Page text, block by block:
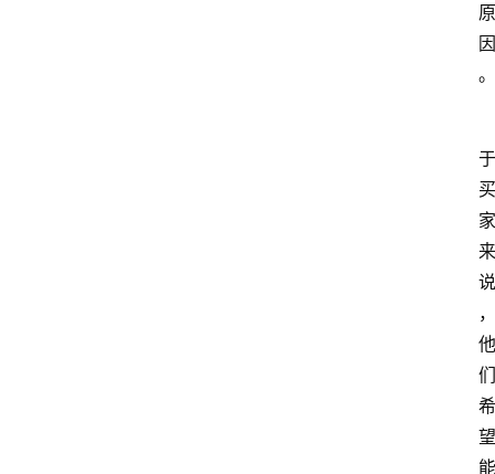
原
因
。
于
买
家
来
说
，
他
们
希
望
能